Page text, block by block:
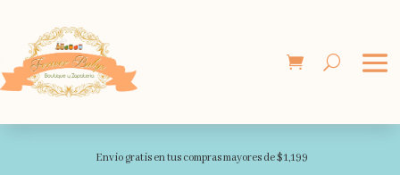
Envio gratis en tus compras mayores de $1,199